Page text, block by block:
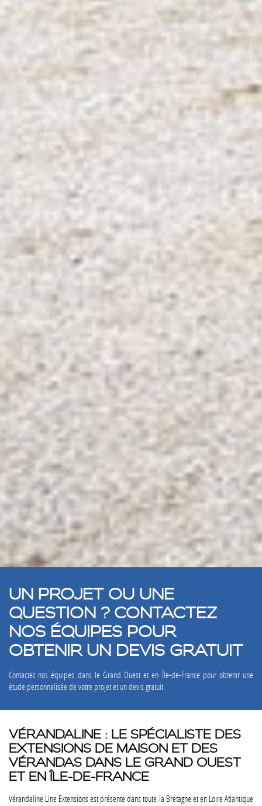
UN PROJET OU UNE
QUESTION ? CONTACTEZ
NOS ÉQUIPES POUR
OBTENIR UN DEVIS GRATUIT
Contactez nos équipes dans le Grand Ouest et en Île-de-France pour obtenir une
étude personnalisée de votre projet et un devis gratuit.
VÉRANDALINE : LE SPÉCIALISTE DES
EXTENSIONS DE MAISON ET DES
VÉRANDAS DANS LE GRAND OUEST
ET EN ÎLE-DE-FRANCE
Vérandaline Line Extensions est présente dans toute la Bretagne et en Loire Atlantique